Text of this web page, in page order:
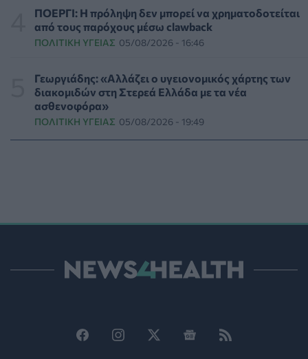
Και οι μαϊμούδες έχουν κατοικίδια! Οι επιστήμονες
ρίχνουν φως στις "φιλίες" μεταξύ διαφορετικών ειδών
07/08/2026 - 15:02
Η ΕΙΝΑΠ καταγγέλλει την αιφνιδιαστική ένταξη του
Σισμανογλείου στις πρωινές εφημερίες της Αττικής
ΠΟΛΙΤΙΚΉ ΥΓΕΊΑΣ 07/08/2026 - 14:39
Ηλεκτρικά πατίνια: 3,5 φορές μεγαλύτερος ο κίνδυνος
Βασιλακόπουλος για ιό Δυτικού Νείλου: Στο «κόκκινο»
η Αττική – Τι πρέπει να προσέχουν οι παραθεριστές
Γλοιοβλάστωμα: Νέο «παράθυρο» για πιο
ΠΟΕΡΓΙ: Η πρόληψη δεν μπορεί να χρηματοδοτείται
από τους παρόχους μέσω clawback
ΠΟΛΙΤΙΚΉ ΥΓΕΊΑΣ 05/08/2026 - 16:46
Γεωργιάδης: «Αλλάζει ο υγειονομικός χάρτης των
διακομιδών στη Στερεά Ελλάδα με τα νέα
ασθενοφόρα»
ΠΟΛΙΤΙΚΉ ΥΓΕΊΑΣ 05/08/2026 - 19:49